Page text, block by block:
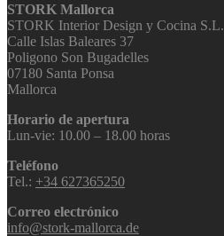
STORK Mallorca
STORK Interior Design y Cocina S.L.
Calle Islas Baleares 37
Poligono Son Bugadelles
07180 Santa Ponsa
Mallorca
Horario de apertura
Lun-vie: 10.00 – 18.00 horas
Teléfono
Tel.: +34 627365250
Correo electrónico
info@stork-mallorca.de